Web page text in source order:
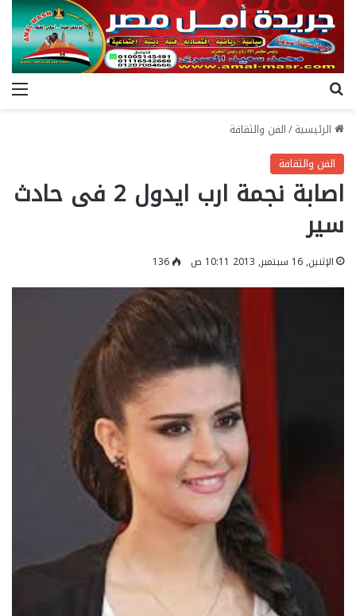
الرئيسية/الفن والثقافة
الفن والثقافة
اصابة نجمة ارب ايدول 2 فى حادث
سير
الإثنين, 16 سبتمبر, 2013 10:11 ص 136